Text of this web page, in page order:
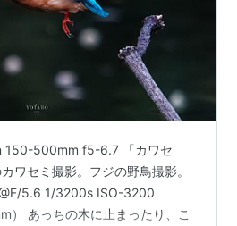
150-500mm f5-6.7 「カワセ
ワセミ撮影。フジの野鳥撮影。
5.6 1/3200s ISO-3200
あっちの木に止まったり、こ